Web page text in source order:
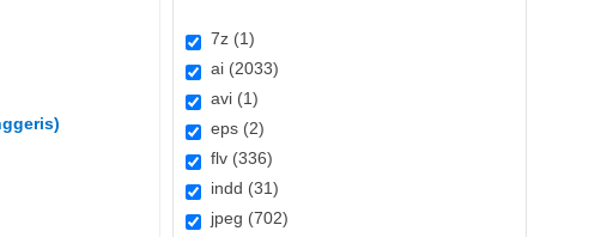
7z (1)
ai (2033)
avi (1)
eps (2)
flv (336)
indd (31)
jpeg (702)